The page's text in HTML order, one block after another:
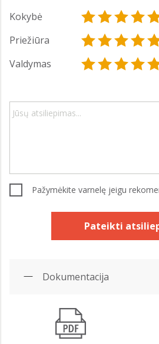
Kokybė
Priežiūra
Valdymas
Pažymėkite varnelę jeigu
Pateikti
Dokumentacija